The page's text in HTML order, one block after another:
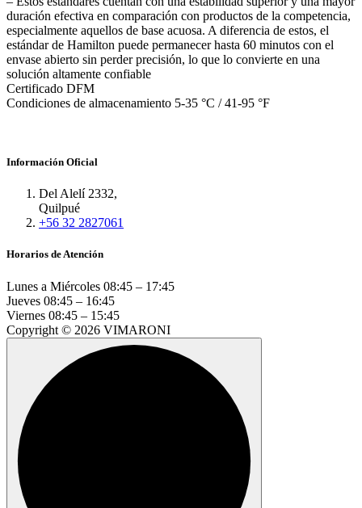
duración efectiva en comparación con productos de la competencia,
especialmente aquellos de base acuosa. A diferencia de estos, el
estándar de Hamilton puede permanecer hasta 60 minutos con el
envase abierto sin perder precisión, lo que lo convierte en una
solución altamente confiable
Certificado DFM
Condiciones de almacenamiento 5-35 °C / 41-95 °F
Información Oficial
Del Alelí 2332,
Quilpué
+56 32 2827061
Horarios de Atención
Lunes a Miércoles 08:45 – 17:45
Jueves 08:45 – 16:45
Viernes 08:45 – 15:45
Copyright © 2026 VIMARONI